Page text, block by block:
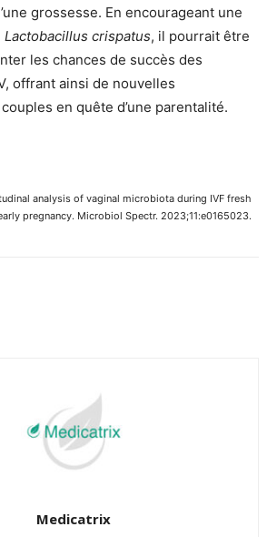
grossesse. En encourageant une
Lactobacillus crispatus, il pourrait être
les chances de succès des
offrant ainsi de nouvelles
en quête d’une parentalité.
analysis of vaginal microbiota during IVF fresh
pregnancy. Microbiol Spectr. 2023;11:e0165023.
Medicatrix